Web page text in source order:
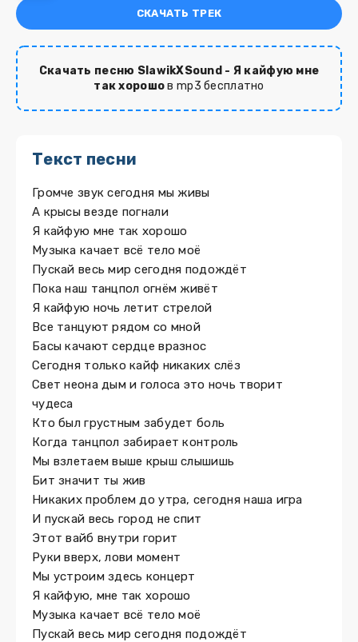
СКАЧАТЬ ТРЕК
Скачать песню SlawikXSound - Я кайфую мне
так хорошов mp3 бесплатно
Текст песни
Громче звук сегодня мы живы
А крысы везде погнали
Я кайфую мне так хорошо
Музыка качает всё тело моё
Пускай весь мир сегодня подождёт
Пока наш танцпол огнём живёт
Я кайфую ночь летит стрелой
Все танцуют рядом со мной
Басы качают сердце вразнос
Сегодня только кайф никаких слёз
Свет неона дым и голоса это ночь творит
чудеса
Кто был грустным забудет боль
Когда танцпол забирает контроль
Мы взлетаем выше крыш слышишь
Бит значит ты жив
Никаких проблем до утра, сегодня наша игра
И пускай весь город не спит
Этот вайб внутри горит
Руки вверх, лови момент
Мы устроим здесь концерт
Я кайфую, мне так хорошо
Музыка качает всё тело моё
Пускай весь мир сегодня подождёт